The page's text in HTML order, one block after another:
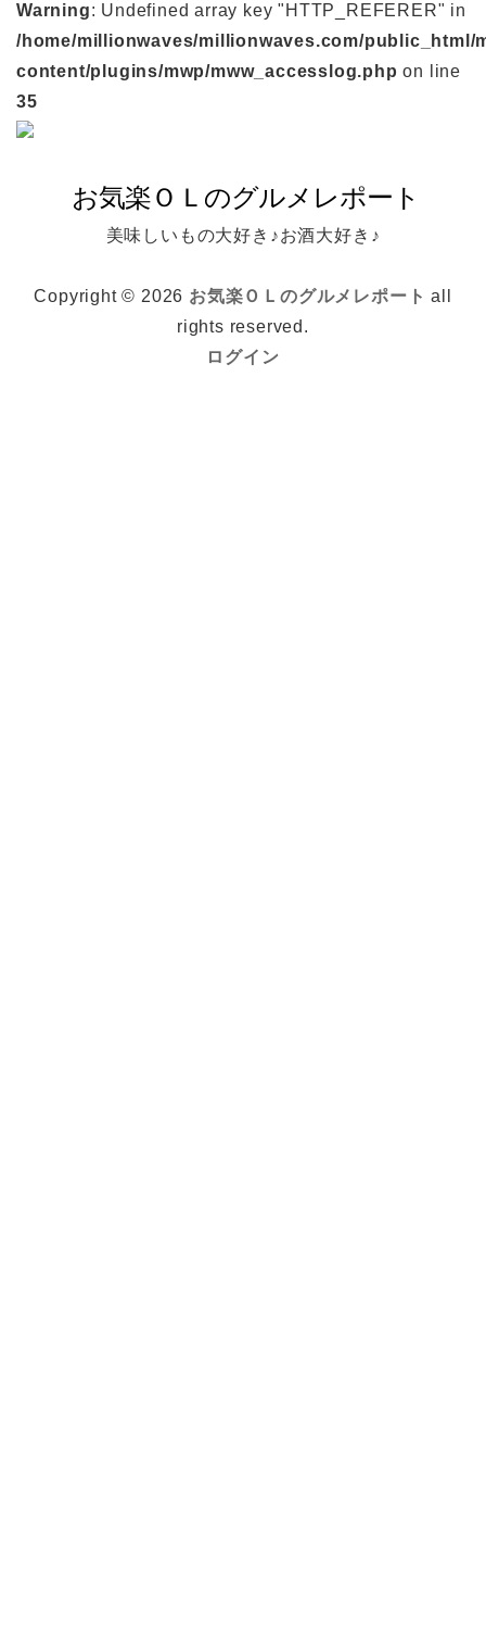
Warning: Undefined array key "HTTP_REFERER" in
/home/millionwaves/millionwaves.com/public_html/
content/plugins/mwp/mww_accesslog.php on line
35
美味しいもの大好き♪お酒大好き♪
Copyright © 2026 お気楽ＯＬのグルメレポート all
rights reserved.
ログイン